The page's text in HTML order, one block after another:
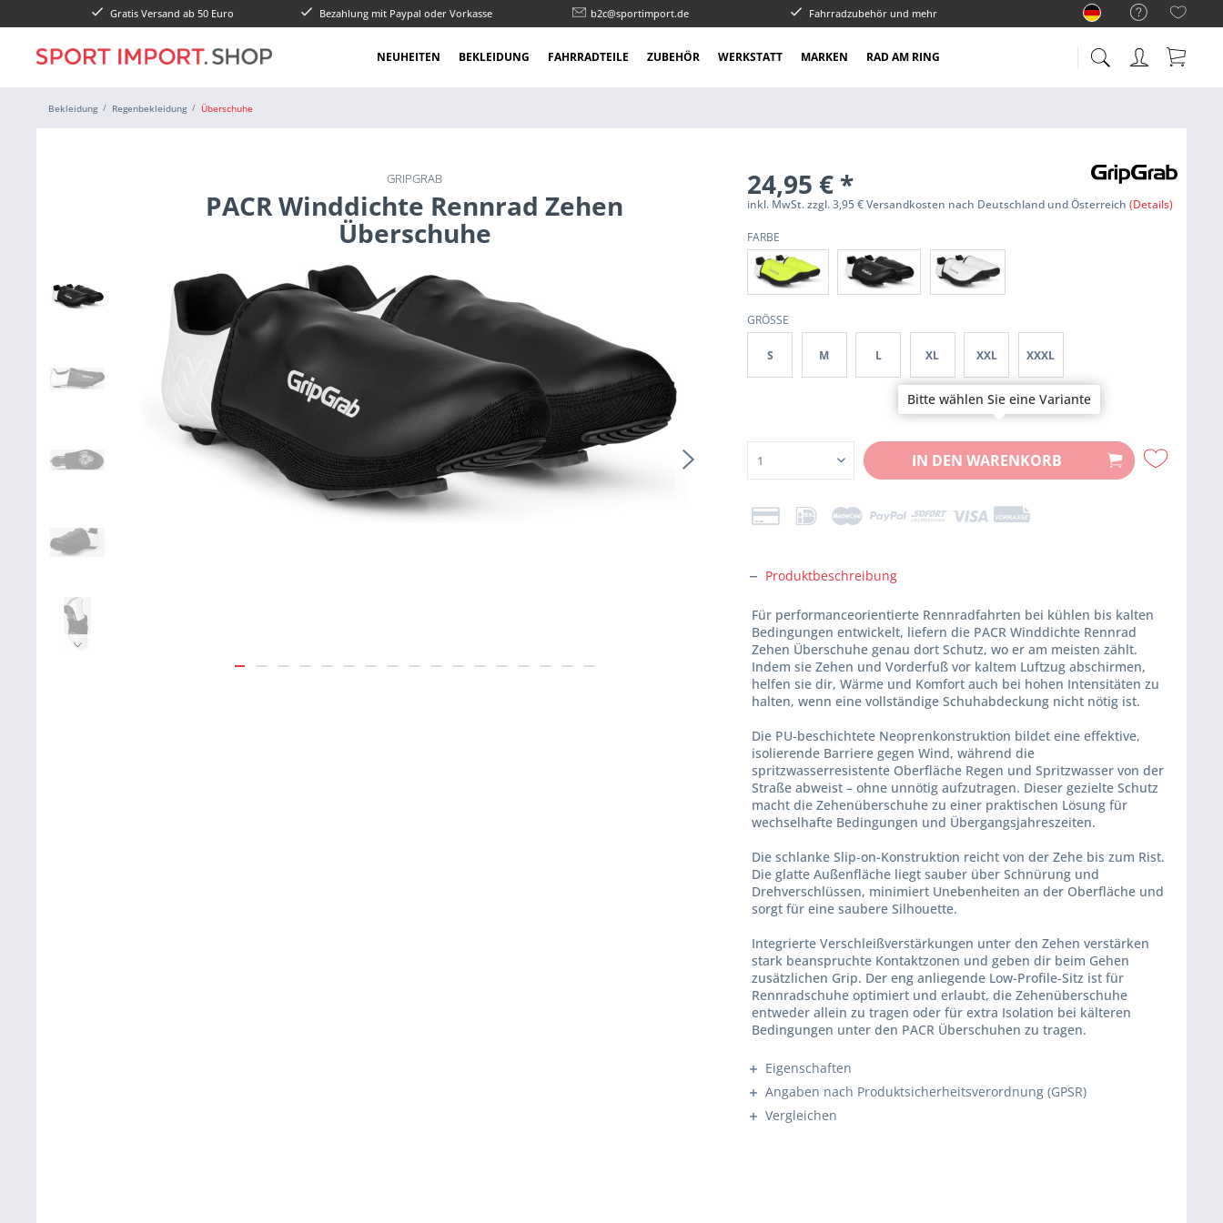
Gratis Versand ab 50 Euro Bezahlung mit Paypal oder Vorkasse b2c@sportimport.de Fahrradzubehör und mehr
NEUHEITEN BEKLEIDUNG FAHRRADTEILE ZUBEHÖR WERKSTATT MARKEN RAD AM RING
Bekleidung Regenbekleidung Überschuhe
GRIPGRAB
PACR Winddichte Rennrad Zehen
Überschuhe
24,95 € *
inkl. MwSt. zzgl. 3,95 € Versandkosten nach Deutschland und Österreich(Details)
FARBE
GRÖSSE
S M L XL XXL XXXL
IN DEN WARENKORB
Produktbeschreibung
Für performanceorientierte Rennradfahrten bei kühlen bis kalten
Bedingungen entwickelt, liefern die PACR Winddichte Rennrad
Zehen Überschuhe genau dort Schutz, wo er am meisten zählt.
Indem sie Zehen und Vorderfuß vor kaltem Luftzug abschirmen,
helfen sie dir, Wärme und Komfort auch bei hohen Intensitäten zu
halten, wenn eine vollständige Schuhabdeckung nicht nötig ist.
Die PU-beschichtete Neoprenkonstruktion bildet eine effektive,
isolierende Barriere gegen Wind, während die
spritzwasserresistente Oberfläche Regen und Spritzwasser von der
Straße abweist – ohne unnötig aufzutragen. Dieser gezielte Schutz
macht die Zehenüberschuhe zu einer praktischen Lösung für
wechselhafte Bedingungen und Übergangsjahreszeiten.
Die schlanke Slip-on-Konstruktion reicht von der Zehe bis zum Rist.
Die glatte Außenfläche liegt sauber über Schnürung und
Drehverschlüssen, minimiert Unebenheiten an der Oberfläche und
sorgt für eine saubere Silhouette.
Integrierte Verschleißverstärkungen unter den Zehen verstärken
stark beanspruchte Kontaktzonen und geben dir beim Gehen
zusätzlichen Grip. Der eng anliegende Low-Profile-Sitz ist für
Rennradschuhe optimiert und erlaubt, die Zehenüberschuhe
entweder allein zu tragen oder für extra Isolation bei kälteren
Bedingungen unter den PACR Überschuhen zu tragen.
Eigenschaften
Angaben nach Produktsicherheitsverordnung (GPSR)
Vergleichen
Bitte wählen Sie eine Variante